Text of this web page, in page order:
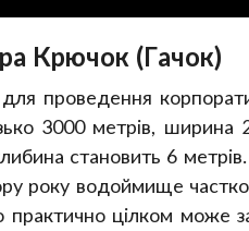
Крючок (Гачок)
проведення
3000 метрів,
становить 6
року водоймище
практично цілком може